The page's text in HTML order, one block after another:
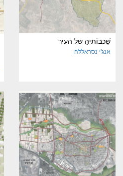
שִׁכְבוֹתֶיהָ של העיר
אנג'י נסראללה